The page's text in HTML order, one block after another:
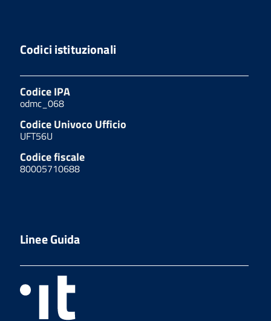
Codici istituzionali
Codice IPA
odmc_068
Codice Univoco Ufficio
UFT56U
Codice fiscale
80005710688
Linee Guida